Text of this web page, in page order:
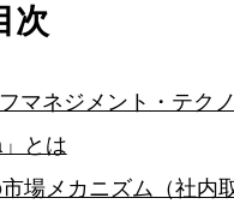
次
マネジメント・テク
」とは
場メカニズム（社内取